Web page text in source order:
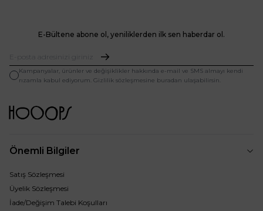
E-Bültene abone ol, yeniliklerden ilk sen haberdar ol.
Kampanyalar, ürünler ve değişiklikler hakkında e-mail ve SMS almayı kendi
rızamla kabul ediyorum. Gizlilik sözleşmesine buradan ulaşabilirsin.
Önemli Bilgiler
Satış Sözleşmesi
Üyelik Sözleşmesi
İade/Değişim Talebi Koşulları